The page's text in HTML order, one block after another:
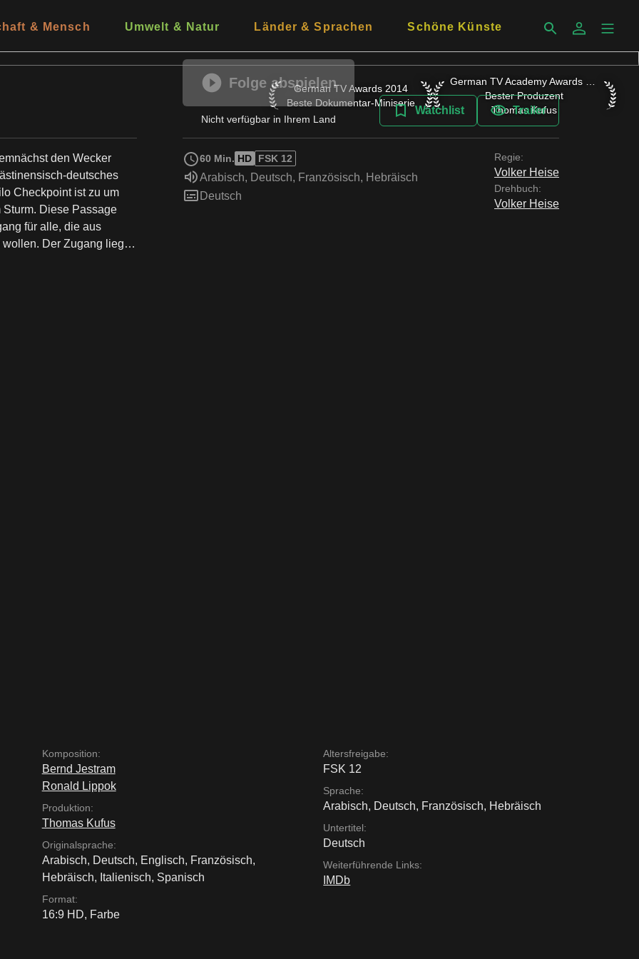
& Mensch Umwelt & Natur Länder & Sprachen Schöne Künste
German TV Academy Awards 2014
Bester Produzent
Thomas Kufus
German TV Awards 2014 Beste Dokumentar-Miniserie
German TV Awards 2014
Beste Dokumentar-Miniserie
Folge abspielen
Nicht verfügbar in Ihrem Land
Watchlist Trailer
den Wecker
Diese Passage
für alle, die aus
Der Zugang liegt
wird dieser
Vierteln
60 Min. HD FSK 12
Sprache:
Arabisch, Deutsch, Französisch, Hebräisch
Untertitel:
Deutsch
Regie:
Volker Heise
Drehbuch:
Volker Heise
Komposition:
Bernd Jestram
Ronald Lippok
Produktion:
Thomas Kufus
Originalsprache:
Arabisch, Deutsch, Englisch, Französisch,
Hebräisch, Italienisch, Spanisch
Format:
16:9 HD, Farbe
Altersfreigabe:
FSK 12
Sprache:
Arabisch, Deutsch, Französisch, Hebräisch
Untertitel:
Deutsch
Weiterführende Links:
IMDb